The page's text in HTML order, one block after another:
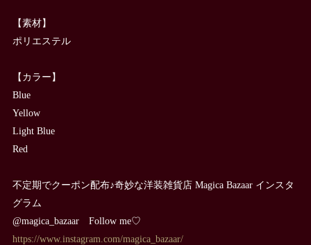
【素材】
ポリエステル
【カラー】
Blue
Yellow
Light Blue
Red
不定期でクーポン配布♪奇妙な洋装雑貨店 Magica Bazaar インスタ
グラム
@magica_bazaar Follow me♡
https://www.instagram.com/magica_bazaar/